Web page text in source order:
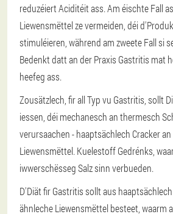
reduzéiert Aciditéit ass. Am éischte Fall
Liewensmëttel ze vermeiden, déi
stimuléieren, während am zweete Fall si
Bedenkt datt an der Praxis Gastritis mat
heefeg ass.
Zousätzlech, fir all Typ vu Gastritis, sollt
iessen, déi mechanesch an thermesch
verursaachen - haaptsächlech Cracker
Liewensmëttel. Kuelestoff Gedrénks,
iwwerschësseg Salz sinn verbueden.
D'Diät fir Gastritis sollt aus
ähnleche Liewensmëttel besteet, waarm